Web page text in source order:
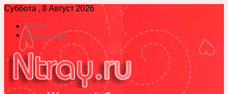
Суббота , 8 Август 2026
Войти
Switch skin